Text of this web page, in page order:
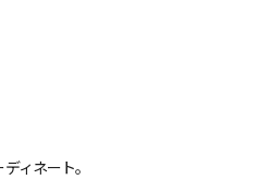
ネート。